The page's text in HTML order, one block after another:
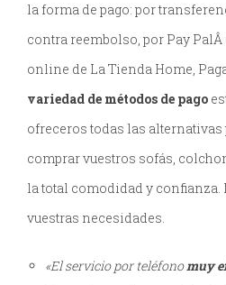
la forma de pago: por
contra reembolso, por Pay
online de La Tienda Home,
variedad de métodos de pago
ofreceros todas las alternativas
comprar vuestros sofás,
la total comodidad y confianza.
vuestras necesidades.
«El servicio por teléfonomuy